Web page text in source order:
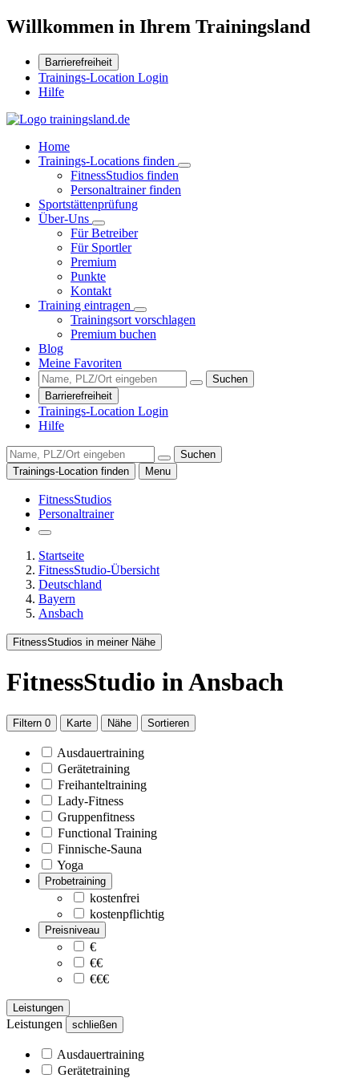
Willkommen in Ihrem Trainingsland
Barrierefreiheit
Trainings-Location Login
Hilfe
Home
Trainings-Locations finden
FitnessStudios finden
Personaltrainer finden
Sportstättenprüfung
Über-Uns
Für Betreiber
Für Sportler
Premium
Punkte
Kontakt
Training eintragen
Trainingsort vorschlagen
Premium buchen
Blog
Meine Favoriten
Suchen
Barrierefreiheit
Trainings-Location Login
Hilfe
Suchen
Trainings-Location finden
Menu
FitnessStudios
Personaltrainer
Startseite
FitnessStudio-Übersicht
Deutschland
Bayern
Ansbach
FitnessStudios in meiner Nähe
FitnessStudio in Ansbach
Filtern 0 Karte Nähe Sortieren
Ausdauertraining
Gerätetraining
Freihanteltraining
Lady-Fitness
Gruppenfitness
Functional Training
Finnische-Sauna
Yoga
Probetraining
kostenfrei
kostenpflichtig
Preisniveau
€
€€
€€€
Leistungen
Leistungen schließen
Ausdauertraining
Gerätetraining